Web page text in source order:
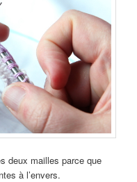
deux mailles parce que
à l’envers.